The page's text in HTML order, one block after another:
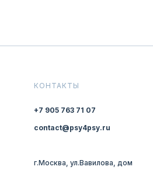
КОНТАКТЫ
+7 905 763 71 07
contact@psy4psy.ru
г.Москва, ул.Вавилова, дом